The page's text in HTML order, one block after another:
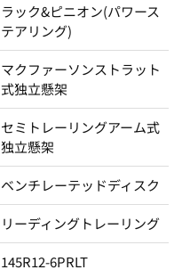
ラック&ピニオン(パワース
テアリング)
マクファーソンストラット
式独立懸架
セミトレーリングアーム式
独立懸架
ベンチレーテッドディスク
リーディングトレーリング
145R12-6PRLT